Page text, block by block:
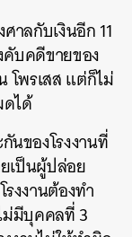
าลกับเงินอีก 11
คับคดีขายของ
โพรเสส แต่ก็ไม่
ได้
นของโรงงานที่
เป็นผู้ปล่อย
งงานต้องทำ
ม่มีบุคคลที่ 3